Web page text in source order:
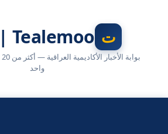
Tealemoo | تعليمو
واحد